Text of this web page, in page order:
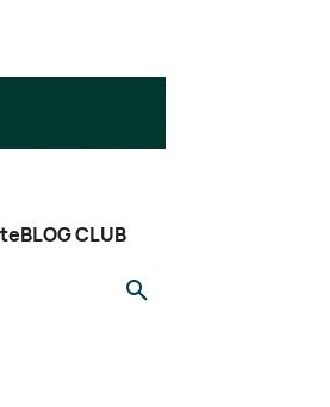
CLUB